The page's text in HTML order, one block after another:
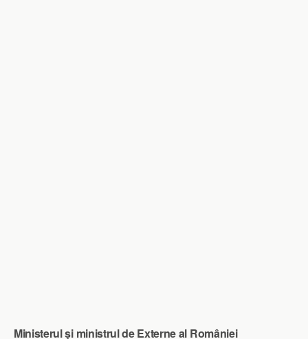
Ministerul şi ministrul de Externe al României